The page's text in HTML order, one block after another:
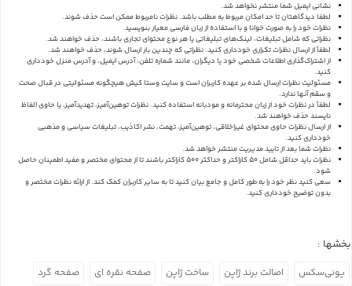
نشانی ایمیل شما منتشر نخواهد شد.
لطفا دیدگاهتان تا حد امکان مربوط به مطلب باشد. نظرات نامربوط ممکن است حذف شوند.
نظرات خود را به صورت خوانا و با استفاده از زبان فارسی معیار بنویسید.
نظراتی که شامل تبلیغات، لینک‌های تبلیغاتی یا هر نوع محتوای تجاری باشند، حذف خواهند شد.
لطفاً از ارسال نظرات تکراری خودداری کنید. نظراتی که چندین بار ارسال شوند، حذف خواهند شد.
از اشتراک‌گذاری اطلاعات شخصی خود یا دیگران، مانند شماره تلفن، آدرس ایمیل، و آدرس منزل خودداری
کنید.
مسئولیت نظرات ارسال شده بر عهده کاربران است و سایت وستا کیش هیچگونه مسئولیتی در قبال صحت
و سقم آنها ندارد.
لطفاً در نظرات خود از زبان محترمانه و مودبانه استفاده کنید. نظرات توهین‌آمیز، تهدیدآمیز، یا حاوی الفاظ
ناپسند حذف خواهند شد.
از ارسال نظرات حاوی محتوای غیراخلاقی، توهین‌آمیز، تهمت، نشر اکاذیب، تبلیغات سیاسی و مذهبی
خودداری کنید.
نظرات شما بعد از تایید مدیریت منتشر خواهد شد.
نظرات باید حداقل شامل 50 کاراکتر و حداکثر 500 کاراکتر باشند تا از محتوای مختصر و مفید اطمینان حاصل
شود.
سعی کنید نظر خود را به طور کامل و جامع بیان کنید تا به سایر کاربران کمک کند.از ارائه نظرات مختصر و
بدون توضیح خودداری کنید.
بخشها :
یونی‌سکس اصالت برند ژاپن ساخت ژاپن صفحه نقره ای صفحه گرد